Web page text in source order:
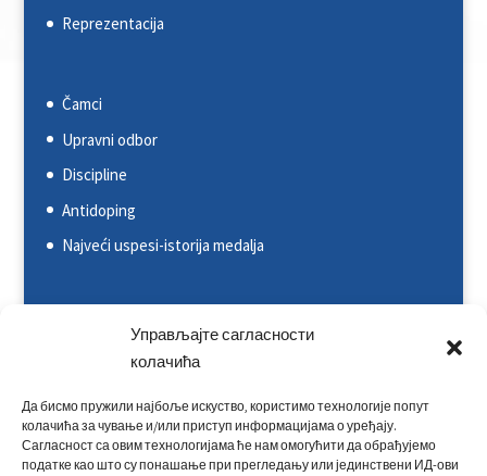
Управљајте сагласности
колачића
Да бисмо пружили најбоље искуство, користимо технологије попут
колачића за чување и/или приступ информацијама о уређају.
Сагласност са овим технологијама ће нам омогућити да обрађујемо
податке као што су понашање при прегледању или јединствени ИД-ови
Reprezentacija
Čamci
Upravni odbor
Discipline
Antidoping
Najveći uspesi-istorija medalja
Svetska kajakaška federacija (ICF)
Evropska kajakaška asocijacija (ECA)
Rezultati na nacionalnim takmičenjima
Rezultati na međunarodnim takmičenjima
Kontakt